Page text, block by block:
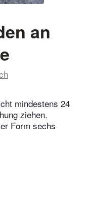
an
mindestens 24
ziehen.
Form sechs